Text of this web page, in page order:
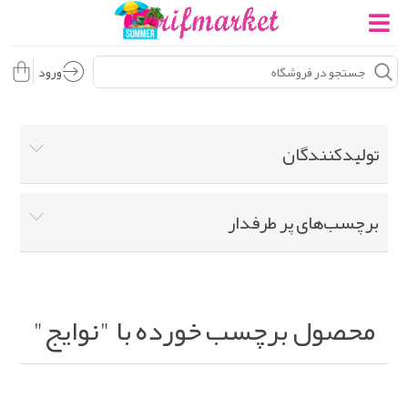
ورود
تولید‌کنندگان
برچسب‌های پر طرفدار
محصول برچسب خورده با "نوایج"